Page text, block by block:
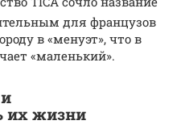
для французов
в «менуэт», что в
«маленький».
их жизни